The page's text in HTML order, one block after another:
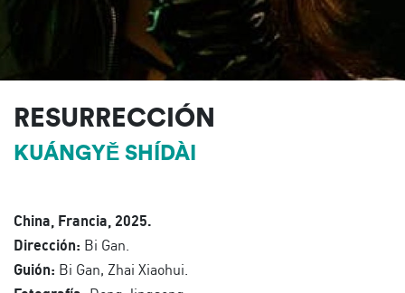
RESURRECCIÓN
KUÁNGYĚ SHÍDÀI
China, Francia, 2025.
Dirección: Bi Gan.
Guión: Bi Gan, Zhai Xiaohui.